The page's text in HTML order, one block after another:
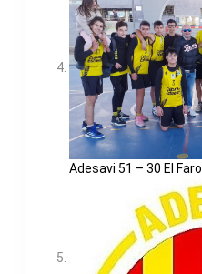
Adesavi 51 – 30 El Faro